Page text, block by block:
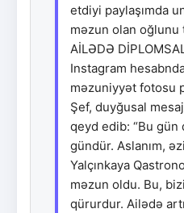
etdiyi paylaşımda
məzun olan oğlunu
AİLƏDƏ
Instagram
məzuniyyət fotosu
Şef, duyğusal
qeyd edib: “Bu
gündür. Aslanım,
Yalçınkaya
məzun oldu. Bu,
qürurdur. Ailədə